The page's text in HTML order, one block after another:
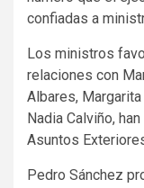
confiadas a
Los ministros
relaciones con
Albares,
Nadia Calviño,
Asuntos
Pedro Sánchez